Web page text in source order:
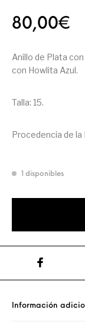
80,00€
Anillo de Plata
con Howlita Azul.
Talla: 15.
Procedencia de la
1 disponibles
Información